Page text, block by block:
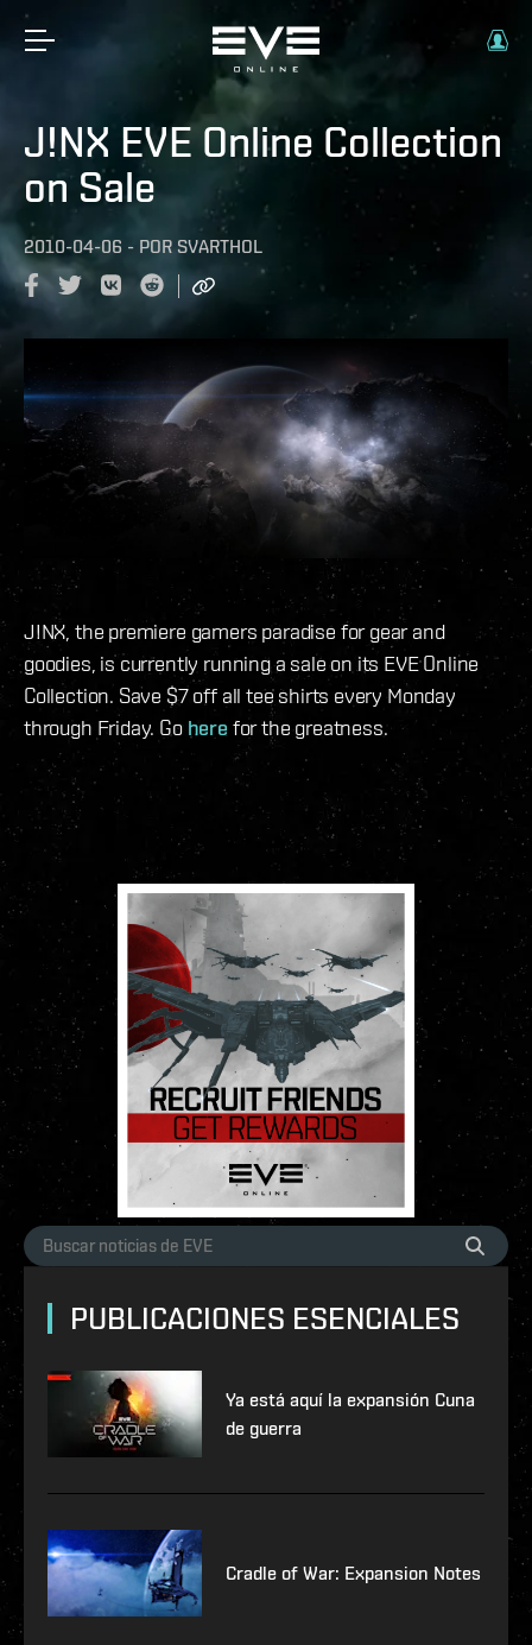
J!NX EVE Online Collection
on Sale
2010-04-06 - POR SVARTHOL
J!NX, the premiere gamers paradise for gear and
goodies, is currently running a sale on its EVE Online
Collection. Save $7 off all tee shirts every Monday
through Friday. Go here for the greatness.
PUBLICACIONES ESENCIALES
Ya está aquí la expansión Cuna
de guerra
Cradle of War: Expansion Notes